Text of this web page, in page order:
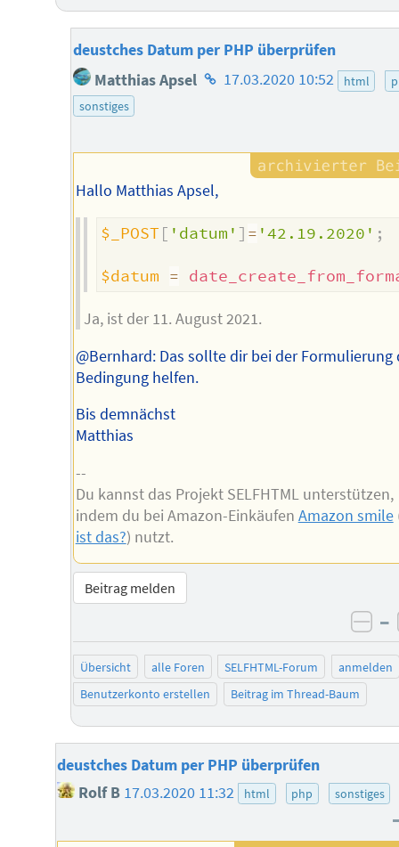
deustches Datum per PHP überprüfen
Matthias Apsel Homepage
17.03.2020 10:52 html
sonstiges
Hallo Matthias Apsel,
$_POST [ 'datum' ] = '42.19.2020' ;
$datum =
Ja, ist der 11. August 2021.
@Bernhard: Das sollte dir bei der Formulierung
Bedingung helfen.
Bis demnächst
Matthias
--
Du kannst das Projekt SELFHTML unterstützen,
indem du bei Amazon-Einkäufen Amazon smile
ist das?) nutzt.
Beitrag melden
–
Übersicht alle Foren SELFHTML-Forum
anmelden
Benutzerkonto erstellen
Beitrag im Thread-Baum
deustches Datum per PHP überprüfen
Rolf B 17.03.2020 11:32 html php sonstiges